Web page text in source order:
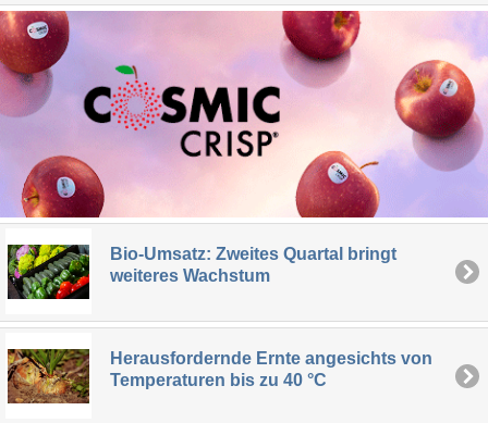
Bio-Umsatz: Zweites Quartal bringt
weiteres Wachstum
Herausfordernde Ernte angesichts von
Temperaturen bis zu 40 °C